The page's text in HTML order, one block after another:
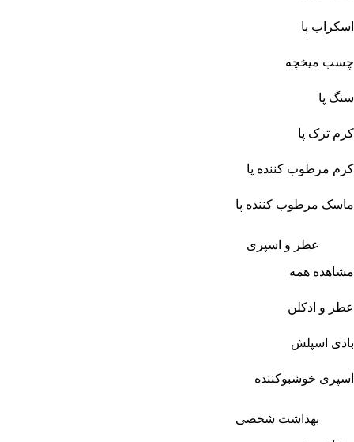
اسکراب پا
چسب میخچه
سنگ پا
کرم ترک پا
کرم مرطوب کننده پا
ماسک مرطوب کننده پا
عطر و اسپری
مشاهده همه
عطر و ادکلن
بادی اسپلش
اسپری خوشبوکننده
بهداشت شخصی